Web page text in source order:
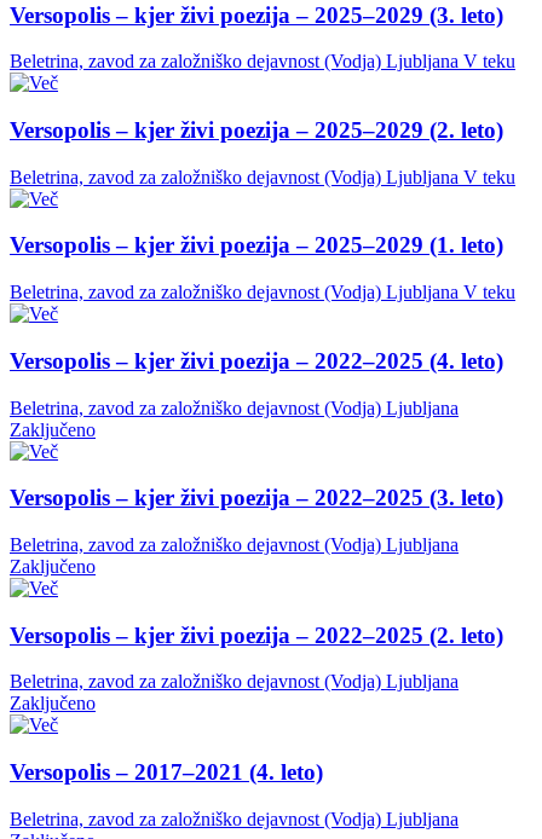
Versopolis – kjer živi poezija – 2025–2029 (3. leto)
Beletrina, zavod za založniško dejavnost (Vodja) Ljubljana V teku
Versopolis – kjer živi poezija – 2025–2029 (2. leto)
Beletrina, zavod za založniško dejavnost (Vodja) Ljubljana V teku
Versopolis – kjer živi poezija – 2025–2029 (1. leto)
Beletrina, zavod za založniško dejavnost (Vodja) Ljubljana V teku
Versopolis – kjer živi poezija – 2022–2025 (4. leto)
Beletrina, zavod za založniško dejavnost (Vodja) Ljubljana
Zaključeno
Versopolis – kjer živi poezija – 2022–2025 (3. leto)
Beletrina, zavod za založniško dejavnost (Vodja) Ljubljana
Zaključeno
Versopolis – kjer živi poezija – 2022–2025 (2. leto)
Beletrina, zavod za založniško dejavnost (Vodja) Ljubljana
Zaključeno
Versopolis – 2017–2021 (4. leto)
Beletrina, zavod za založniško dejavnost (Vodja) Ljubljana